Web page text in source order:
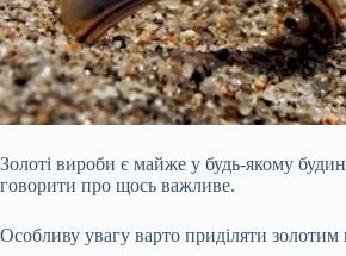
Золоті вироби є майже у будь-якому
говорити про щось важливе.
Особливу увагу варто приділяти